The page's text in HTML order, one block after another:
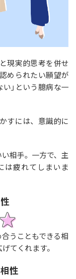
現実的思考を併せ
められたい願望が
｣という臆病な一
すには、意識的に
相手。一方で、主
は疲れてしまいま
うこともできる相
てくれます。
性